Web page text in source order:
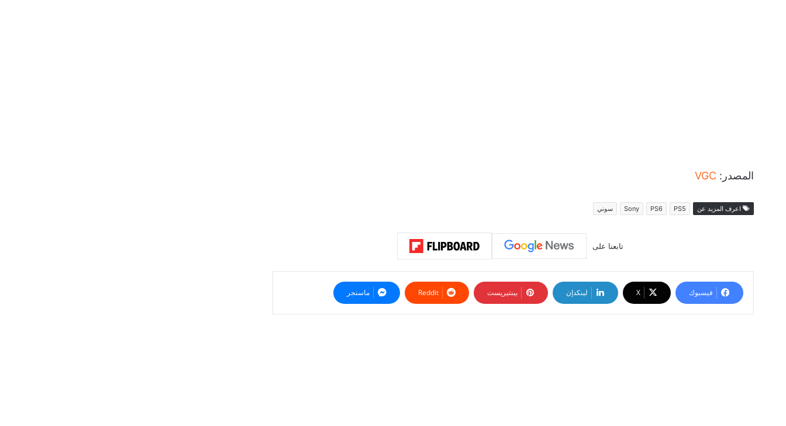
المصدر: VGC
اعرف المزيد عن PS5
PS6
Sony سوني
تابعنا على
فيسبوك ‫X لينكدإن بينتيريست ‏Reddit ماسنجر